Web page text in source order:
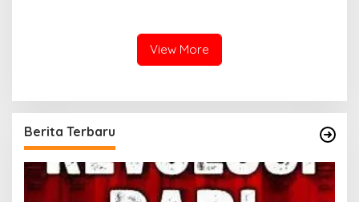
View More
Berita Terbaru